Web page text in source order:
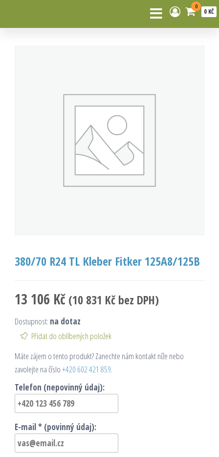
0
0 KČ
380/70 R24 TL Kleber Fitker 125A8/125B
13 106 Kč (10 831 Kč bez DPH)
Dostupnost: na dotaz
Přidat do oblíbených položek
Máte zájem o tento produkt? Zanechte nám kontakt níže nebo
zavolejte na číslo+420 602 421 859.
Telefon (nepovinný údaj):
E-mail * (povinný údaj):